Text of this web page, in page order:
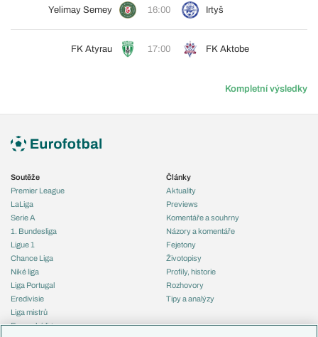
Yelimay Semey 16:00 Irtyš
FK Atyrau 17:00 FK Aktobe
Kompletní výsledky
Soutěže
Premier League
LaLiga
Serie A
1. Bundesliga
Ligue 1
Chance Liga
Niké liga
Liga Portugal
Eredivisie
Liga mistrů
Evropská liga
Články
Aktuality
Previews
Komentáře a souhrny
Názory a komentáře
Fejetony
Životopisy
Profily, historie
Rozhovory
Tipy a analýzy